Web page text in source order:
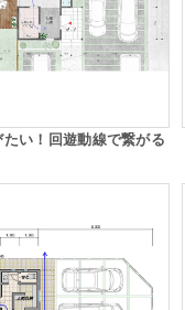
い！回遊動線で繋がる